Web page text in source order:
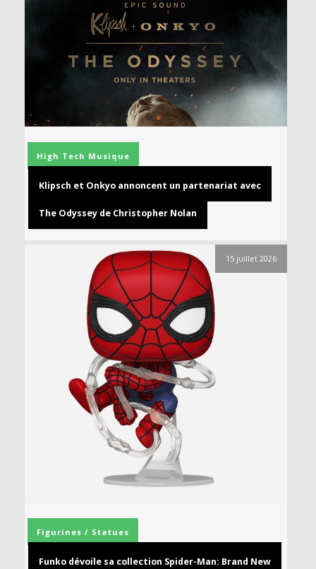
High Tech Musique
Klipsch et Onkyo annoncent un partenariat avec
The Odyssey de Christopher Nolan
15 juillet 2026
Figurines / Statues
Funko dévoile sa collection Spider-Man: Brand New